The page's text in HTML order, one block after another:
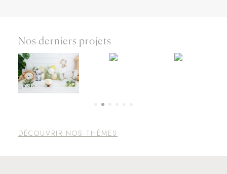
Nos derniers projets
DÉCOUVRIR NOS THÈMES